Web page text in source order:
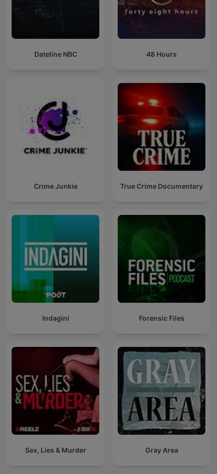
Dateline NBC 48 Hours
Crime Junkie True Crime Documentary
Indagini Forensic Files
Sex, Lies & Murder Gray Area